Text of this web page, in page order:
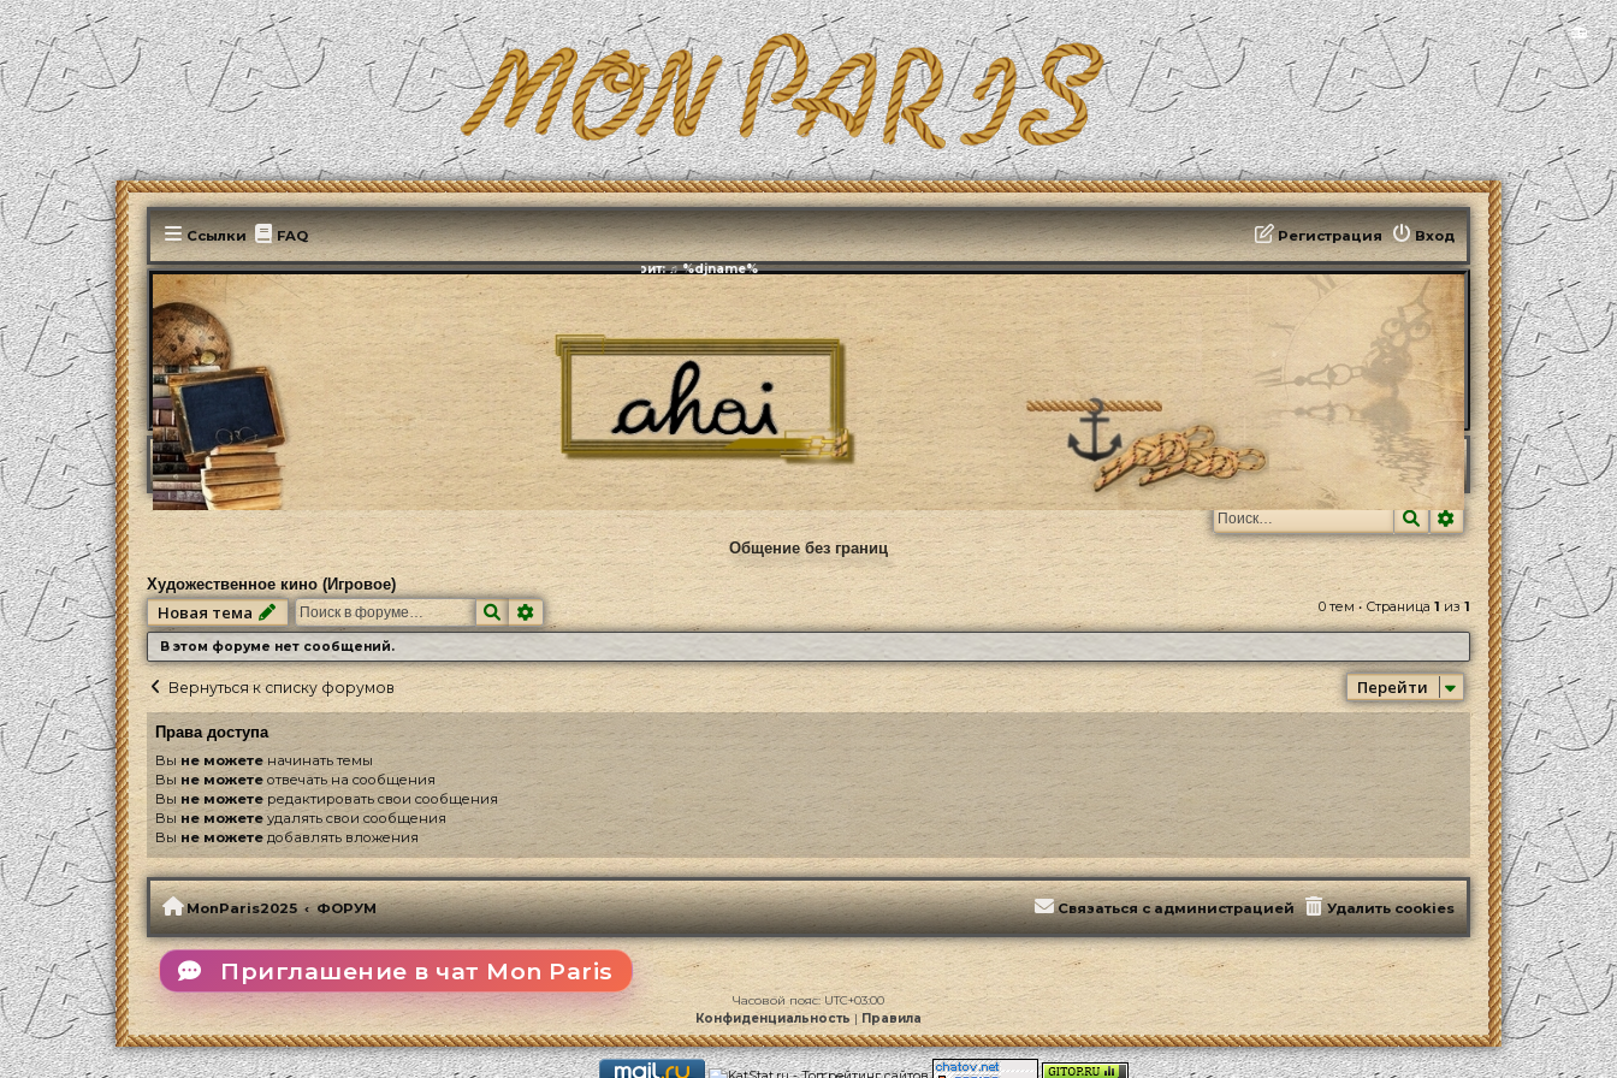
📻
Ссылки FAQ Вход
Регистрация
Эфирит: ♫ %djname%
MonParis2025 ФОРУМ Культура Кино Художественное кино (Игровое)
ПоискРасширенный
Общение без границ
Художественное кино (Игровое)
Новая тема ПоискРасширенный поиск 0 тем • Страница 1из1
В этом форуме нет сообщений.
Вернуться к списку форумов Перейти
Права доступа
Выне можете начинать темы
Вы не можете отвечать на сообщения
Вы не можетередактировать свои сообщения
Вы не можетеудалять свои сообщения
Вы не можетедобавлять вложения
MonParis2025 ФОРУМ Удалить cookies
Связаться с администрацией
Приглашение в чат Mon Paris
Часовой пояс:UTC+03:00
Конфиденциальность |Правила